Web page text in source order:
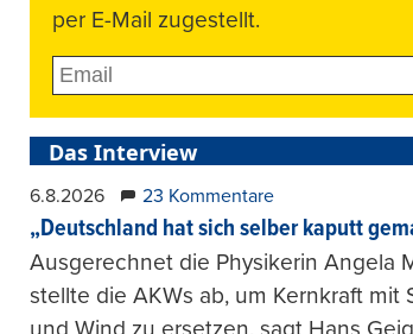
per E-Mail zugestellt.
Das Interview
6.8.2026 23 Kommentare
„Deutschland hat sich selber kaputt
Ausgerechnet die Physikerin Angela
stellte die AKWs ab, um Kernkraft mit